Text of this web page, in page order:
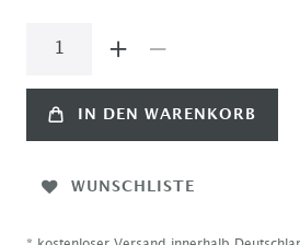
IN DEN WARENKORB
WUNSCHLISTE